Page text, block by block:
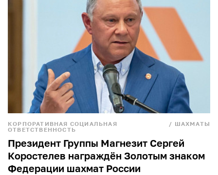
КОРПОРАТИВНАЯ СОЦИАЛЬНАЯ
ОТВЕТСТВЕННОСТЬ
/ ШАХМАТЫ
Президент Группы Магнезит Сергей
Коростелев награждён Золотым знаком
Федерации шахмат России